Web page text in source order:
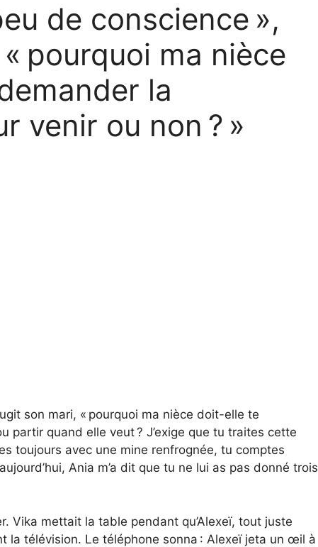
de conscience »,
pourquoi ma nièce
la
venir ou non ? »
son mari, « pourquoi ma nièce doit-elle te
partir quand elle veut ? J’exige que tu traites cette
toujours avec une mine renfrognée, tu comptes
Ania m’a dit que tu ne lui as pas donné trois
Vika mettait la table pendant qu’Alexeï, tout juste
la télévision. Le téléphone sonna : Alexeï jeta un œil à